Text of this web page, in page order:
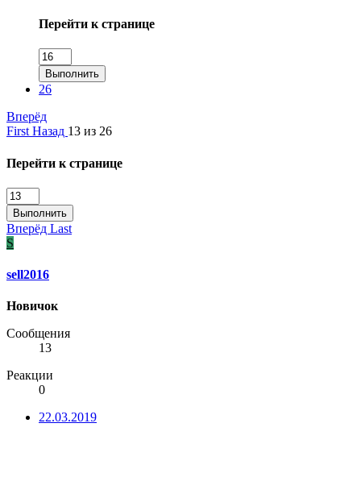
Перейти к странице
Выполнить
26
Вперёд
First Назад 13 из 26
Перейти к странице
Выполнить
Вперёд Last
S
sell2016
Новичок
Сообщения
13
Реакции
0
22.03.2019